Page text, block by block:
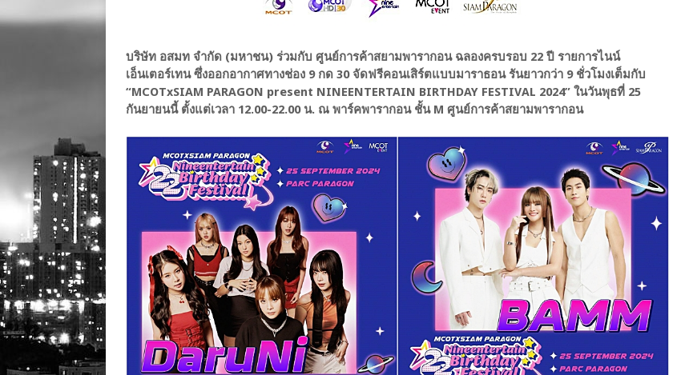
บริษัท อสมท จำกัด (มหาชน) ร่วมกับ ศูนย์การค้าสยามพารากอน ฉลองครบรอบ 22 ปี รายการไนน์
เอ็นเตอร์เทน ซึ่งออกอากาศทางช่อง 9 กด 30 จัดฟรีคอนเสิร์ตแบบมาราธอน รันยาวกว่า 9 ชั่วโมงเต็มกับ
“MCOTxSIAM PARAGON present NINEENTERTAIN BIRTHDAY FESTIVAL 2024” ในวันพุธที่ 25
กันยายนนี้ ตั้งแต่เวลา 12.00-22.00 น. ณ พาร์คพารากอน ชั้น M ศูนย์การค้าสยามพารากอน